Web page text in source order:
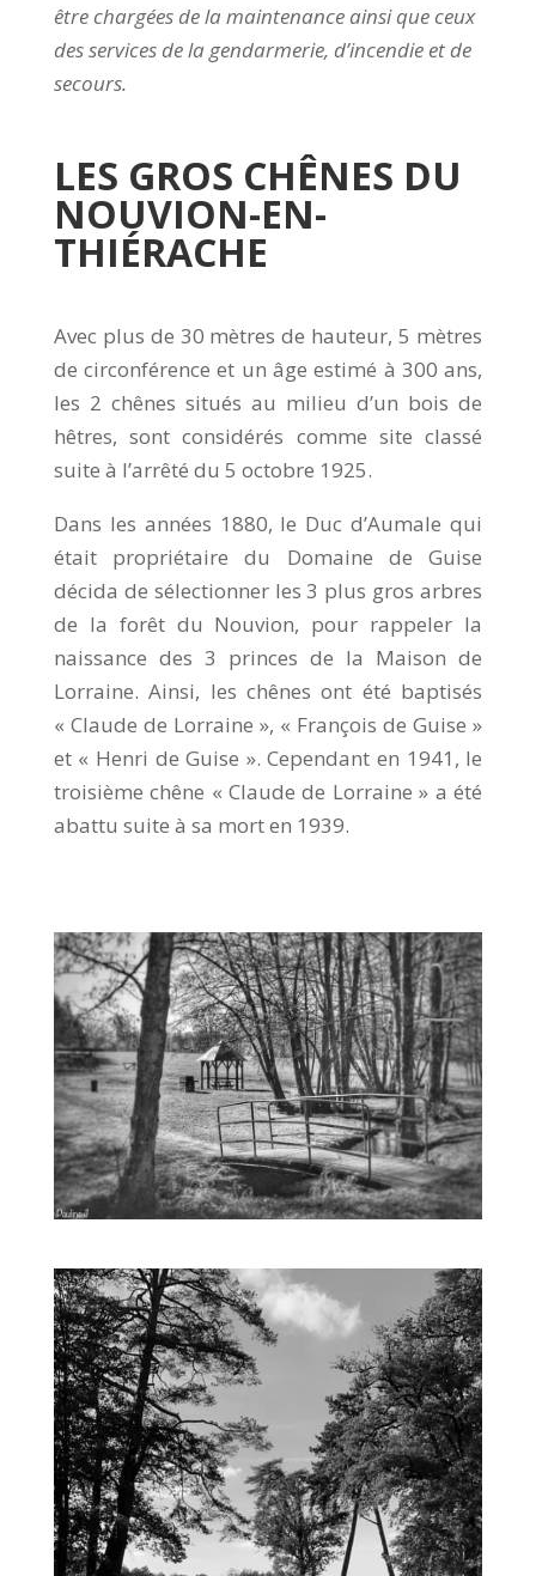
être chargées de la maintenance ainsi que ceux
des services de la gendarmerie, d’incendie et de
secours.
LES GROS CHÊNES DU
NOUVION-EN-
THIÉRACHE
Avec plus de 30 mètres de hauteur, 5 mètres
de circonférence et un âge estimé à 300 ans,
les 2 chênes situés au milieu d’un bois de
hêtres, sont considérés comme site classé
suite à l’arrêté du 5 octobre 1925.
Dans les années 1880, le Duc d’Aumale qui
était propriétaire du Domaine de Guise
décida de sélectionner les 3 plus gros arbres
de la forêt du Nouvion, pour rappeler la
naissance des 3 princes de la Maison de
Lorraine. Ainsi, les chênes ont été baptisés
« Claude de Lorraine », « François de Guise »
et « Henri de Guise ». Cependant en 1941, le
troisième chêne « Claude de Lorraine » a été
abattu suite à sa mort en 1939.